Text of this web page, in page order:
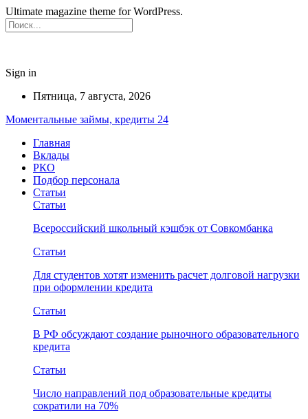
Ultimate magazine theme for WordPress.
Sign in
Пятница, 7 августа, 2026
Моментальные займы, кредиты 24
Главная
Вклады
РКО
Подбор персонала
Статьи
Статьи
Всероссийский школьный кэшбэк от Совкомбанка
Статьи
Для студентов хотят изменить расчет долговой нагрузки
при оформлении кредита
Статьи
В РФ обсуждают создание рыночного образовательного
кредита
Статьи
Число направлений под образовательные кредиты
сократили на 70%